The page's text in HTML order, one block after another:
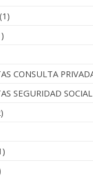
(1)
CONSULTA
SEGURIDAD SOCIAL